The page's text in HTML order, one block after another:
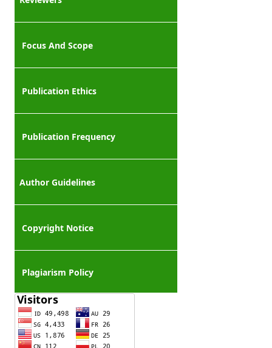
Focus And Scope
Publication Ethics
Publication Frequency
Author Guidelines
Copyright Notice
Plagiarism Policy